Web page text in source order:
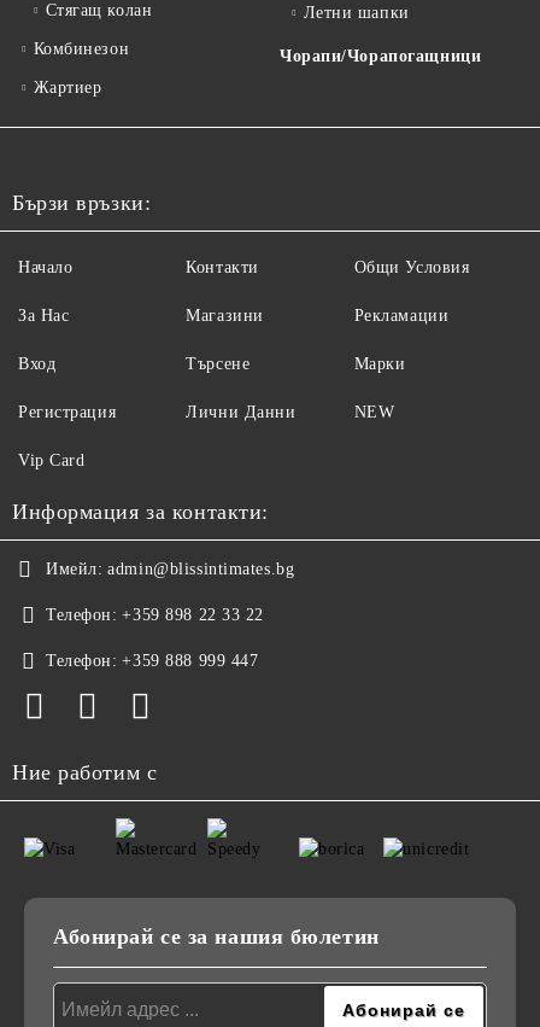
Стягащ колан
Комбинезон
Жартиер
Летни шапки
Чорапи/Чорапогащници
Бързи връзки:
Начало
За Нас
Вход
Регистрация
Контакти
Магазини
Търсене
Лични Данни
Общи Условия
Рекламации
Марки
NEW
Vip Card
Информация за контакти:
Имейл: admin@blissintimates.bg
Телефон: +359 898 22 33 22
Телефон: +359 888 999 447
Ние работим с
Абонирай се за нашия бюлетин